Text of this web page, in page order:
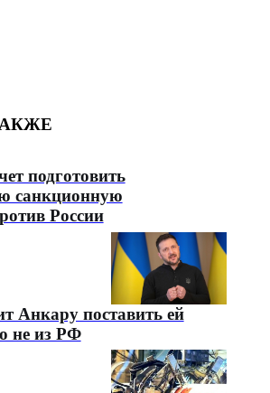
подготовить
санкционную
России
Анкару поставить ей
не из РФ